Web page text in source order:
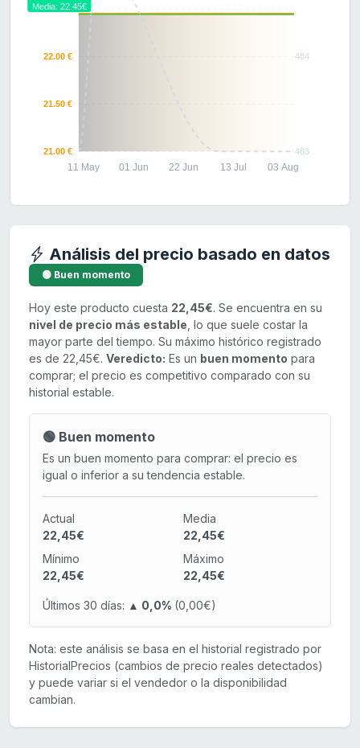
484
483
22.50 €
22.00 €
21.50 €
21.00 €
11 May 01 Jun 22 Jun 13 Jul 03 Aug
Media: 22.45€
Análisis del precio basado en datos
🟢 Buen momento
Hoy este producto cuesta 22,45€. Se encuentra en su
nivel de precio más estable , lo que suele costar la
mayor parte del tiempo. Su máximo histórico registrado
es de 22,45€. Veredicto: Es un buen momento para
comprar; el precio es competitivo comparado con su
historial estable.
🟢 Buen momento
Es un buen momento para comprar: el precio es
igual o inferior a su tendencia estable.
Actual
22,45€
Media
22,45€
Mínimo
22,45€
Máximo
22,45€
Últimos 30 días: ▲ 0,0% (0,00€)
Nota: este análisis se basa en el historial registrado por
HistorialPrecios (cambios de precio reales detectados)
y puede variar si el vendedor o la disponibilidad
cambian.